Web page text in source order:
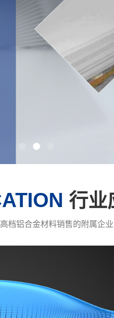
行业
档铝合金材料销售的附属企业